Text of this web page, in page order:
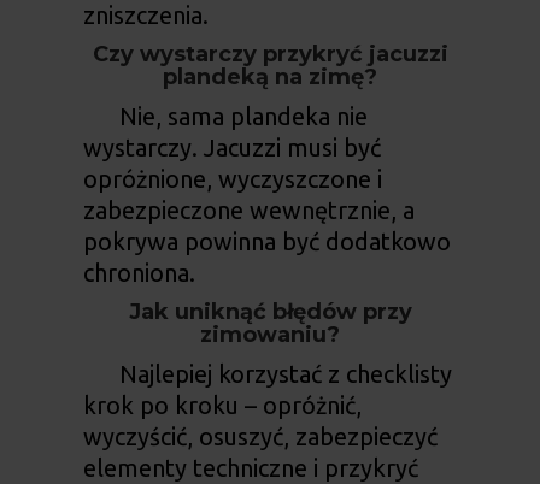
zniszczenia.
Czy wystarczy przykryć jacuzzi
plandeką na zimę?
Nie, sama plandeka nie
wystarczy. Jacuzzi musi być
opróżnione, wyczyszczone i
zabezpieczone wewnętrznie, a
pokrywa powinna być dodatkowo
chroniona.
Jak uniknąć błędów przy
zimowaniu?
Najlepiej korzystać z checklisty
krok po kroku – opróżnić,
wyczyścić, osuszyć, zabezpieczyć
elementy techniczne i przykryć